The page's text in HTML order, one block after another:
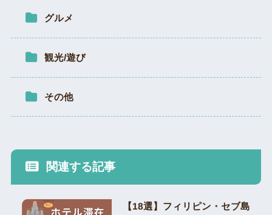
グルメ
観光/遊び
その他
関連する記事
【18選】フィリピン・セブ島